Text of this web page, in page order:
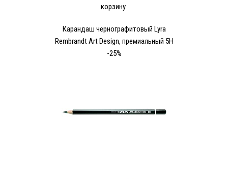
корзину
Карандаш чернографитовый Lyra
Rembrandt Art Design, премиальный 5H
-25%